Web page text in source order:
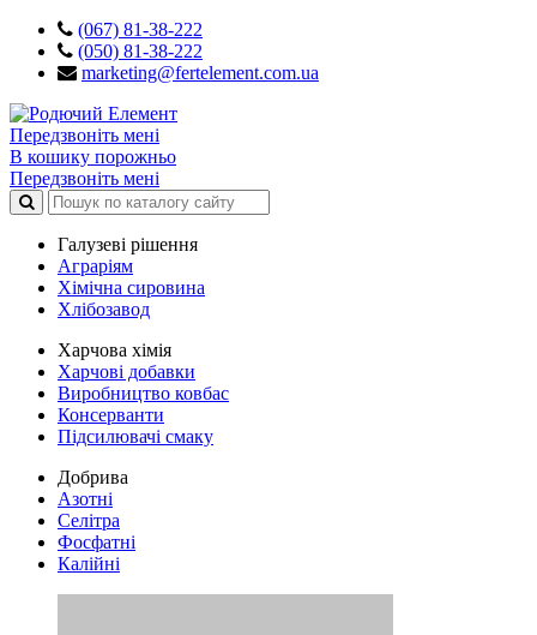
(067) 81-38-222
(050) 81-38-222
marketing@fertelement.com.ua
Передзвоніть мені
В кошику порожньо
Передзвоніть мені
Галузеві рішення
Аграріям
Хімічна сировина
Хлібозавод
Харчова хімія
Харчові добавки
Виробництво ковбас
Консерванти
Підсилювачі смаку
Добрива
Азотні
Селітра
Фосфатні
Калійні